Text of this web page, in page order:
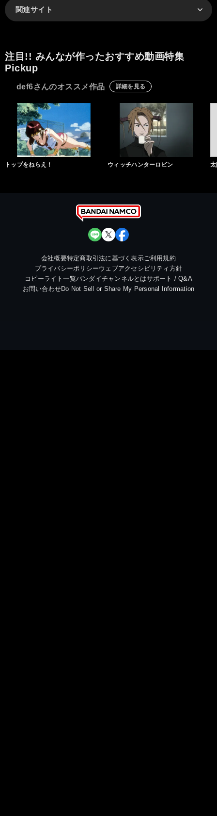
関連サイト
注目!! みんなが作ったおすすめ動画特集
Pickup
def6さんのオススメ作品 詳細を見る
トップをねらえ！ ウィッチハンターロビン
会社概要特定商取引法に基づく表示ご利用規約
プライバシーポリシーウェブアクセシビリティ方針
コピーライト一覧バンダイチャンネルとはサポート / Q&A
お問い合わせDo Not Sell or Share My Personal Information